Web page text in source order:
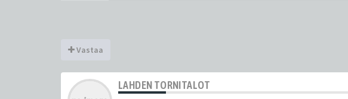
Vastaa
LAHDEN TORNITALOT